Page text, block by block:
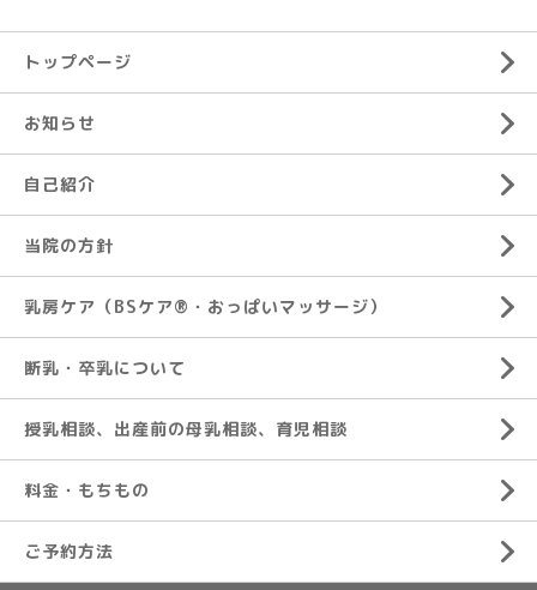
トップページ
お知らせ
自己紹介
当院の方針
乳房ケア（BSケア®︎・おっぱいマッサージ）
断乳・卒乳について
授乳相談、出産前の母乳相談、育児相談
料金・もちもの
ご予約方法